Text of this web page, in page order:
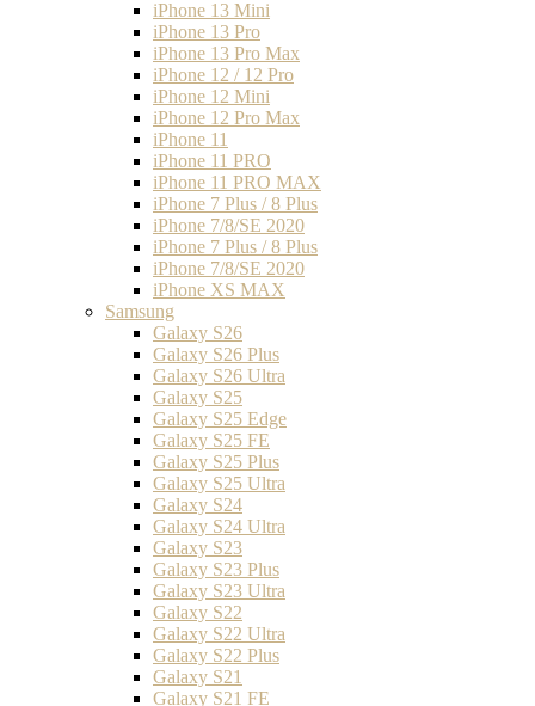
iPhone 13 Mini
iPhone 13 Pro
iPhone 13 Pro Max
iPhone 12 / 12 Pro
iPhone 12 Mini
iPhone 12 Pro Max
iPhone 11
iPhone 11 PRO
iPhone 11 PRO MAX
iPhone 7 Plus / 8 Plus
iPhone 7/8/SE 2020
iPhone 7 Plus / 8 Plus
iPhone 7/8/SE 2020
iPhone XS MAX
Samsung
Galaxy S26
Galaxy S26 Plus
Galaxy S26 Ultra
Galaxy S25
Galaxy S25 Edge
Galaxy S25 FE
Galaxy S25 Plus
Galaxy S25 Ultra
Galaxy S24
Galaxy S24 Ultra
Galaxy S23
Galaxy S23 Plus
Galaxy S23 Ultra
Galaxy S22
Galaxy S22 Ultra
Galaxy S22 Plus
Galaxy S21
Galaxy S21 FE